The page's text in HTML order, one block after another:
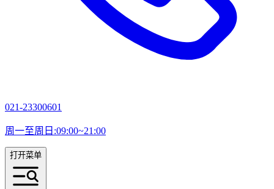
021-23300601
周一至周日:09:00~21:00
打开菜单